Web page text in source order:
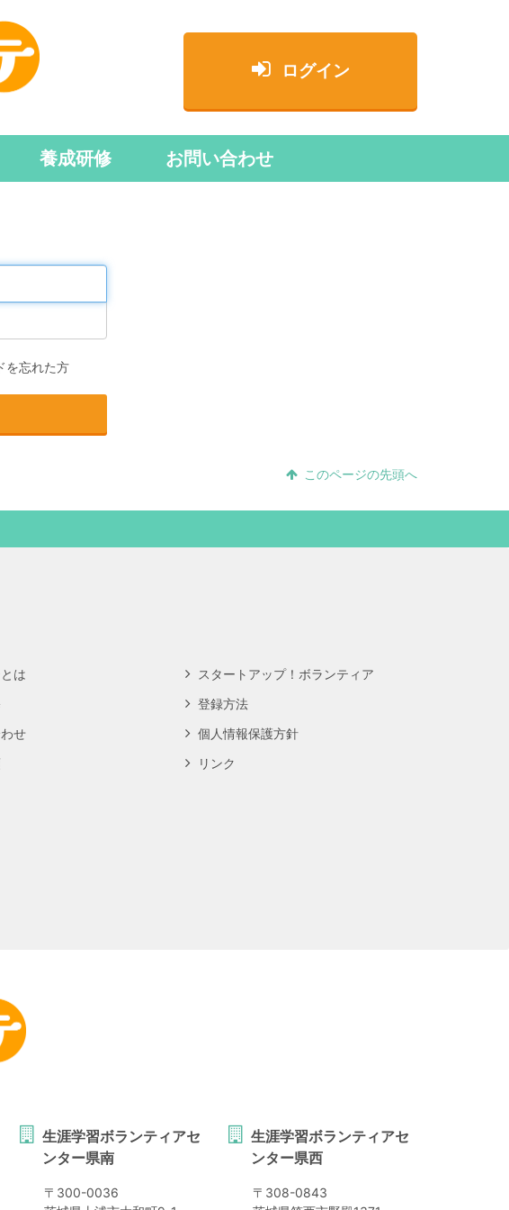
ログイン
養成研修 お問い合わせ
を忘れた方
このページの先頭へ
は
スタートアップ！ボランティア
登録方法
せ
個人情報保護方針
リンク
生涯学習ボランティアセ
ンター県南
〒 300-0036
生涯学習ボランティアセ
ンター県西
〒 308-0843